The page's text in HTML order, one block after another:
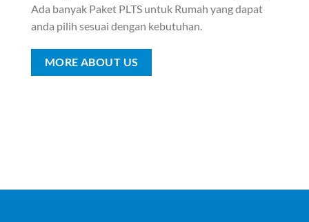
Ada banyak Paket PLTS untuk Rumah yang dapat
anda pilih sesuai dengan kebutuhan.
MORE ABOUT US